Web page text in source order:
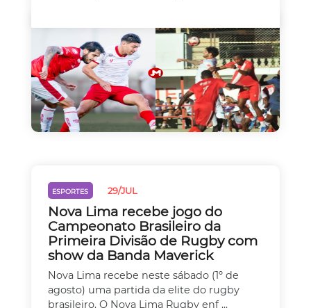
ESPORTES 29/JUL
Nova Lima recebe jogo do
Campeonato Brasileiro da
Primeira Divisão de Rugby com
show da Banda Maverick
Nova Lima recebe neste sábado (1º de
agosto) uma partida da elite do rugby
brasileiro. O Nova Lima Rugby enf ...